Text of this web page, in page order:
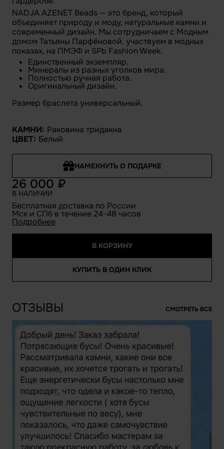
NADJA AZENET Beads — это бренд, который
объединяет природу и моду, натуральные камни и
современный дизайн. Мы сотрудничаем с Модным
домом Татьяны Парфёновой, участвуем в модных
показах, на ПМЭФ и SPb Fashion Week.
Единственный экземпляр.
Минералы из разных уголков мира.
Полностью ручная работа.
Оригинальный дизайн.
Размер браслета универсальный.
КАМНИ: Раковина тридакна
ЦВЕТ: Белый
НАМЕКНУТЬ О ПОДАРКЕ
26 000
В НАЛИЧИИ
Бесплатная доставка по России
Мск и СПб в течение 24-48 часов
Подробнее
В КОРЗИНУ
КУПИТЬ В ОДИН КЛИК
ОТЗЫВЫ СМОТРЕТЬ ВСЕ